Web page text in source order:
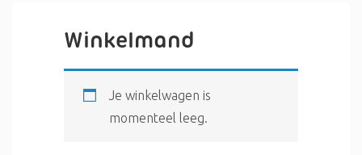
Winkelmand
Je winkelwagen is
momenteel leeg.